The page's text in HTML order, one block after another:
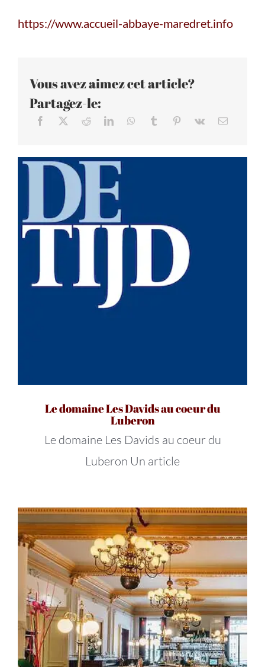
https://www.accueil-abbaye-maredret.info
Vous avez aimez cet article?
Partagez-le:
Le domaine Les Davids au coeur du
Luberon
Le domaine Les Davids au coeur du
Luberon Un article